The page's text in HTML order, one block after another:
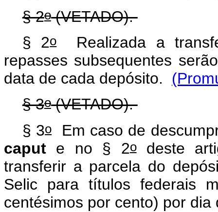
§ 2o(VETADO).
§ 2oRealizada a
repasses subsequentes
data de cada depósito.
§ 3o(VETADO).
§ 3oEm caso de
caput e no § 2odeste
transferir a parcela do
Selic para títulos federais
centésimos por cento) por